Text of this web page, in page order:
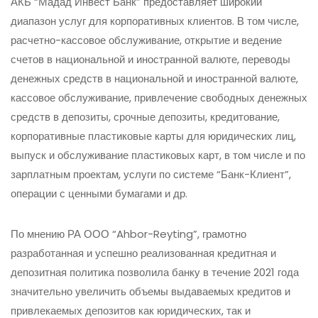
диапазон услуг для корпоративных клиентов. В том числе,
расчетно-кассовое обслуживание, открытие и ведение
счетов в национальной и иностранной валюте, переводы
денежных средств в национальной и иностранной валюте,
кассовое обслуживание, привлечение свободных денежных
средств в депозиты, срочные депозиты, кредитование,
корпоративные пластиковые карты для юридических лиц,
выпуск и обслуживание пластиковых карт, в том числе и по
зарплатным проектам, услуги по системе “Банк-Клиент”,
операции с ценными бумагами и др.
По мнению РА ООО “Ahbor-Reyting”, грамотно
разработанная и успешно реализованная кредитная и
депозитная политика позволила банку в течение 2021 года
значительно увеличить объемы выдаваемых кредитов и
привлекаемых депозитов как юридических, так и